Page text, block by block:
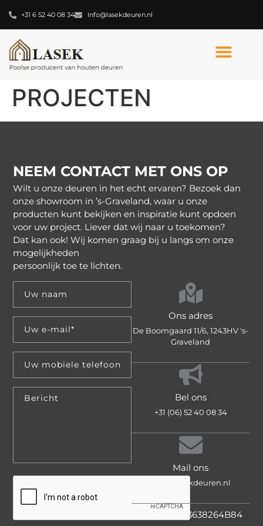
+31 6 52 40 08 34 Info@lasekdeuren.nl
PROJECTEN
NEEM CONTACT MET ONS OP
Wilt u onze deuren in het echt ervaren? Bezoek dan
onze showroom in ’s-Graveland, waar u onze
producten kunt bekijken en inspiratie kunt opdoen
voor uw project. Liever dat wij naar u toekomen?
Dat kan ook! Wij komen graag bij u langs om onze
mogelijkheden
persoonlijk toe te lichten.
Ons adres
De Boomgaard 11/6, 1243HV 's-
Graveland
Bel ons
+31 (06) 52 40 08 34
Mail ons
info@lasekdeuren.nl
BTW NL003638264B84